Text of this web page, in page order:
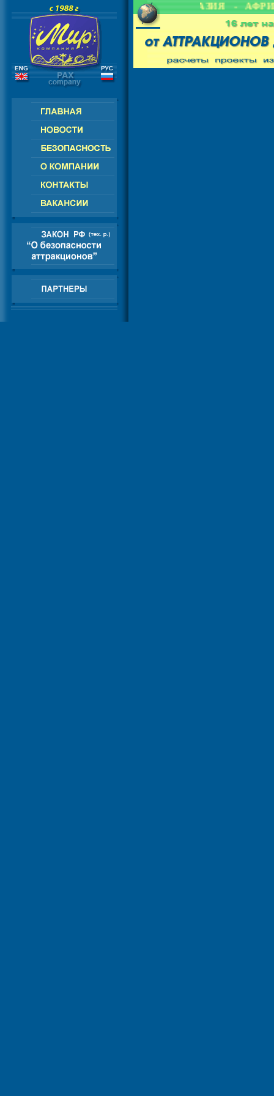
- СНГ - ЕВРОПА - АМЕРИКА - АЗИЯ -